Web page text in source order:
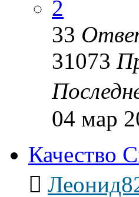
2
33
31073
04 мар
Качество